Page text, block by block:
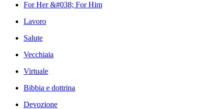
For Her &#038; For Him
Lavoro
Salute
Vecchiaia
Virtuale
Bibbia e dottrina
Devozione